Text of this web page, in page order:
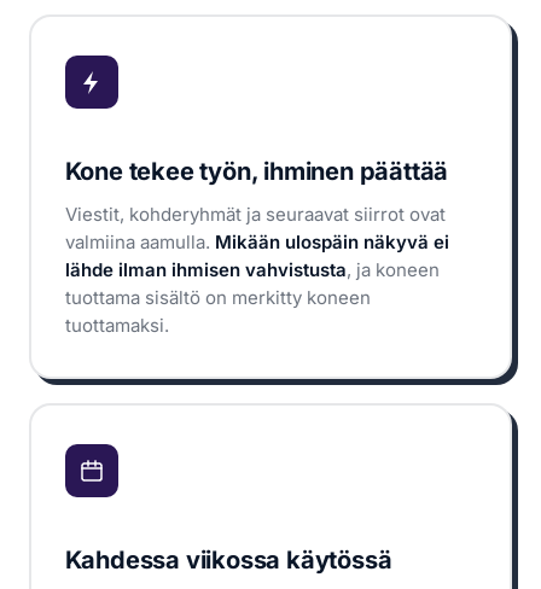
Kone tekee työn, ihminen päättää
Viestit, kohderyhmät ja seuraavat siirrot ovat
valmiina aamulla. Mikään ulospäin näkyvä ei
lähde ilman ihmisen vahvistusta, ja koneen
tuottama sisältö on merkitty koneen
tuottamaksi.
Kahdessa viikossa käytössä